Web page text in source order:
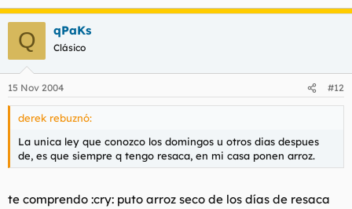
Q qPaKs
Clásico
15 Nov 2004 #12
derek rebuznó:
La unica ley que conozco los domingos u otros dias despues
de, es que siempre q tengo resaca, en mi casa ponen arroz.
te comprendo :cry: puto arroz seco de los días de resaca